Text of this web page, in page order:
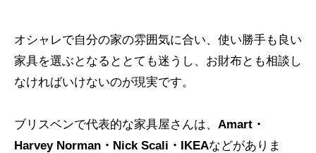
オシャレで自分の家の雰囲気に合い、使い勝手も良い
家具を選ぶとなるととても迷うし、お財布とも相談し
なければいけないのが現実です。
ブリスベンで代表的な家具屋さんは、 Amart・
Harvey Norman・Nick Scali・IKEAなどがありま